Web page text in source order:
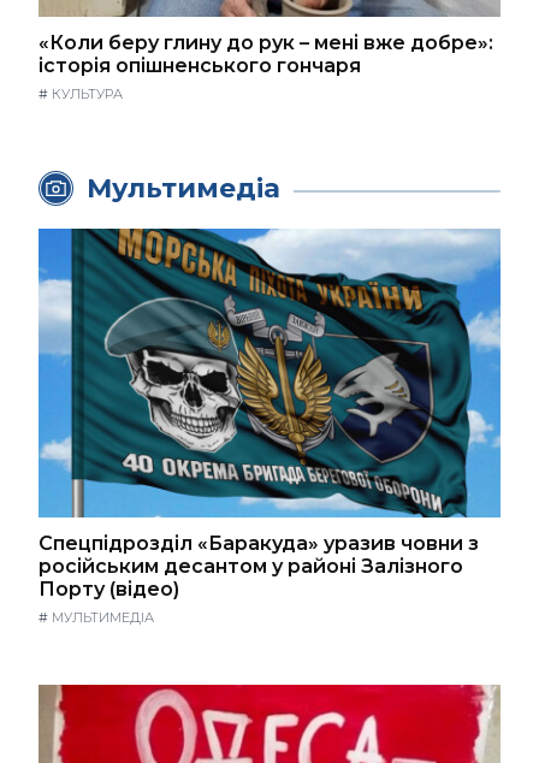
«Коли беру глину до рук – мені вже добре»:
історія опішненського гончаря
# КУЛЬТУРА
Мультимедіа
Спецпідрозділ «Баракуда» уразив човни з
російським десантом у районі Залізного
Порту (відео)
# МУЛЬТИМЕДІА